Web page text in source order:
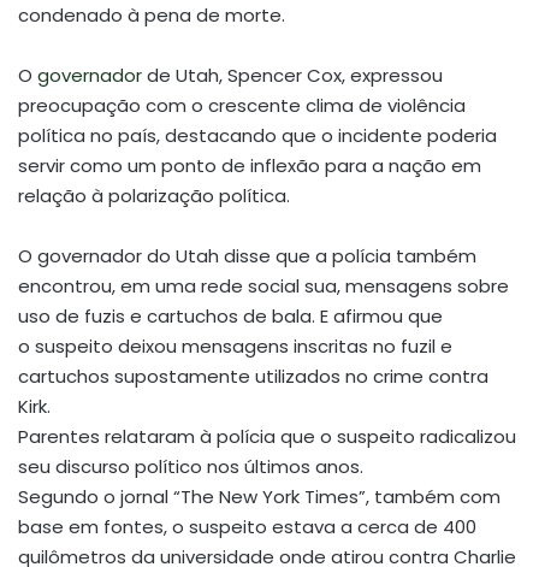
condenado à pena de morte.
O governadorde Utah, Spencer Cox, expressou
preocupação com o crescente clima de violência
política no país, destacando que o incidente poderia
servir como um ponto de inflexão para a nação em
relação à polarização política.
O governador do Utah disse que a polícia também
encontrou, em uma rede social sua, mensagens sobre
uso de fuzis e cartuchos de bala. E afirmou que
o suspeito deixou mensagens inscritas no fuzil e
cartuchos supostamente utilizados no crime contra
Kirk.
Parentes relataram à polícia que o suspeito radicalizou
seu discurso político nos últimos anos.
Segundo o jornal “The New York Times”, também com
base em fontes, o suspeito estava a cerca de 400
quilômetros da universidade onde atirou contra Charlie